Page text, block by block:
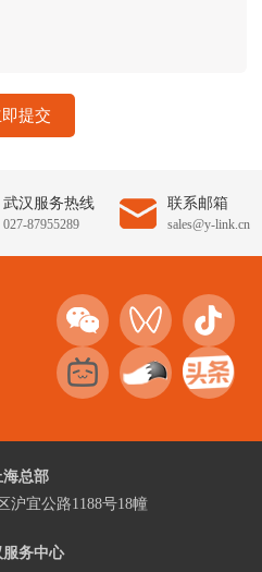
提交
武汉服务热线
027-87955289
联系邮箱
sales@y-link.cn
海总部
沪宜公路1188号18幢
服务中心